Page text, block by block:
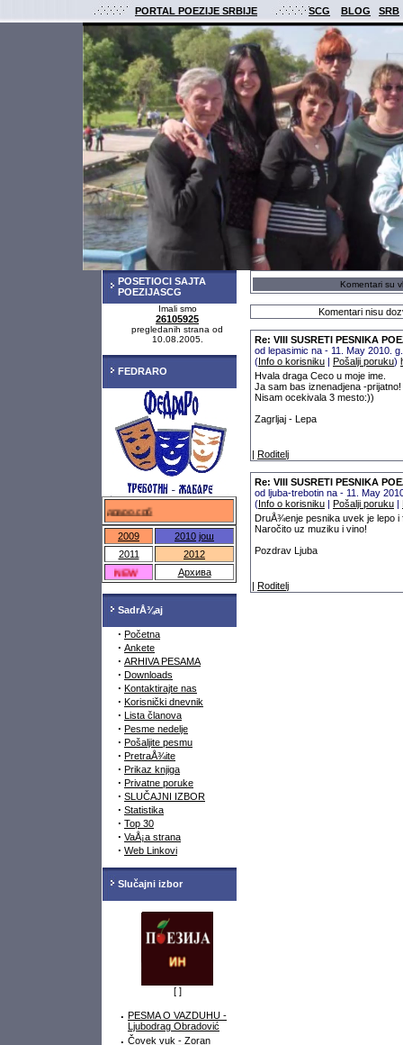
PORTAL POEZIJE SRBIJE SCG BLOG SRB
POSETIOCI SAJTA
POEZIJASCG
Imali smo
26105925
pregledanih strana od
10.08.2005.
FEDRARO
федраро.срб
2009 2010 још
2011
2012
NEW
Архива
SadrÅ¾aj
· Početna
· Ankete
· ARHIVA PESAMA
· Downloads
· Kontaktirajte nas
· Korisnički dnevnik
· Lista članova
· Pesme nedelje
· Pošaljite pesmu
· PretraÅ¾ite
· Prikaz knjiga
· Privatne poruke
· SLUČAJNI IZBOR
· Statistika
· Top 30
· VaÅ¡a strana
· Web Linkovi
Slučajni izbor
[ ]
· PESMA O VAZDUHU -
Ljubodrag Obradović
· Čovek vuk - Zoran
Komentari su
Komentari nisu
Re: VIII SUSRETI PESNIKA
od lepasimic na - 11. May 2010.
(Info o korisniku | Pošalji poruku)
Hvala draga Ceco u moje ime.
Ja sam bas iznenadjena -prijatno!
Nisam ocekivala 3 mesto:))
Zagrljaj - Lepa
| Roditelj
Re: VIII SUSRETI PESNIKA
od ljuba-trebotin na - 11. May
(Info o korisniku | Pošalji poruku |
DruÅ¾enje pesnika uvek je lepo i
Naročito uz muziku i vino!
Pozdrav Ljuba
| Roditelj